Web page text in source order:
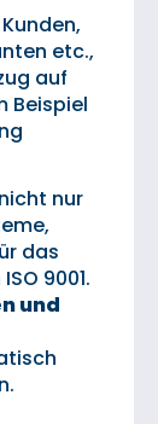
etc.,
auf
Beispiel
nur
das
9001.
und